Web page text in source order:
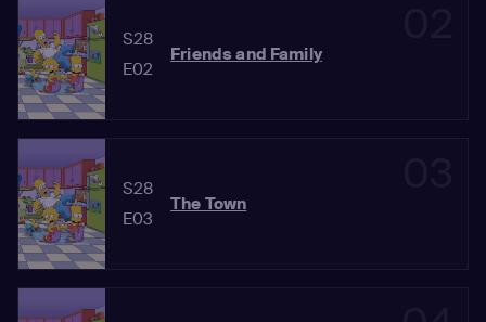
S28
E02
Friends and Family
S28
E03
The Town